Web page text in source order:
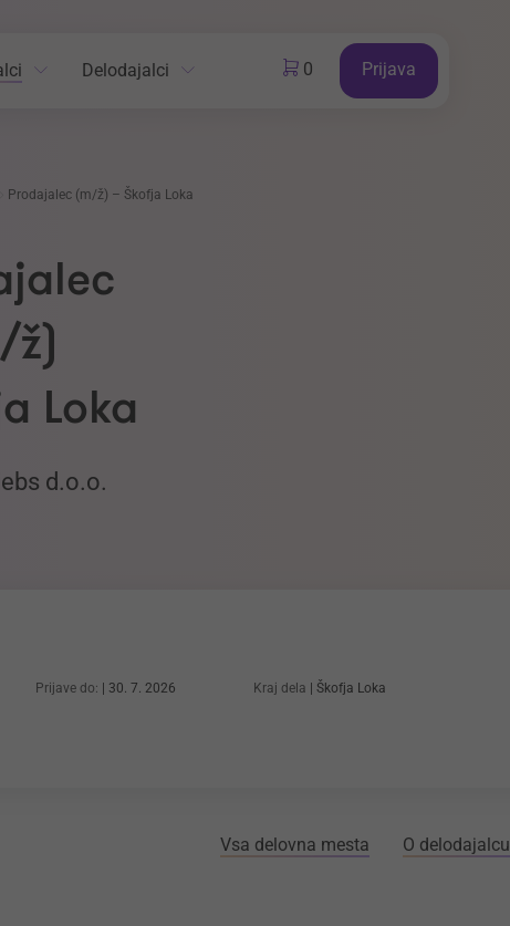
Delodajalci 0 Prijava
Prodajalec (m/ž) – Škofja Loka
ž)
Loka
d.o.o.
Prijave do: 30. 7. 2026 Kraj dela Škofja Loka
Vsa delovna mesta O delodajalcu